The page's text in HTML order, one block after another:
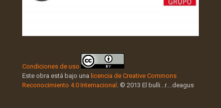
Condiciones de uso
Este obra está bajo una licencia de Creative Commons
Reconocimiento 4.0 Internacional . © 2013 El bulli...r....deagus